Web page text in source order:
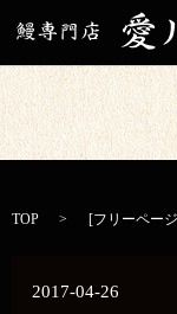
TOP [フリーペー
2017-04-26